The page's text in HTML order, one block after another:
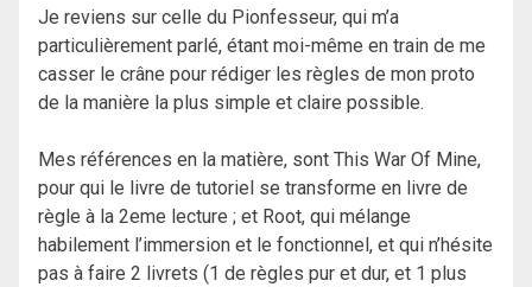
Je reviens sur celle du Pionfesseur, qui m’a
particulièrement parlé, étant moi-même en train de me
casser le crâne pour rédiger les règles de mon proto
de la manière la plus simple et claire possible.
Mes références en la matière, sont This War Of Mine,
pour qui le livre de tutoriel se transforme en livre de
règle à la 2eme lecture ; et Root, qui mélange
habilement l’immersion et le fonctionnel, et qui n’hésite
pas à faire 2 livrets (1 de règles pur et dur, et 1 plus